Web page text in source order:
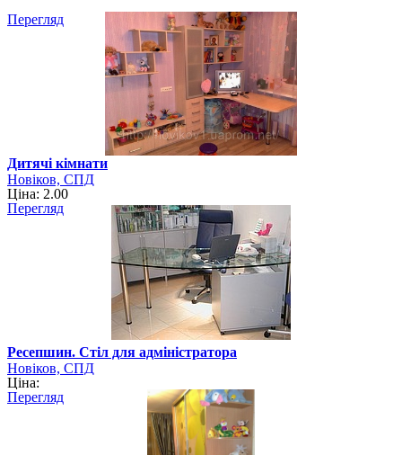
Перегляд
Дитячі кімнати
Новіков, СПД
Ціна: 2.00
Перегляд
Ресепшин. Стіл для адміністратора
Новіков, СПД
Ціна:
Перегляд